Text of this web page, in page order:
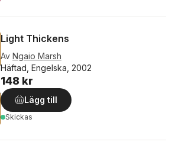
Light Thickens
Av Ngaio Marsh
Häftad, Engelska, 2002
148 kr
Lägg till
Skickas